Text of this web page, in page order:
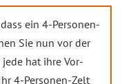
ein 4-Personen-
Sie nun vor der
jede hat ihre Vor-
4-Personen-Zelt